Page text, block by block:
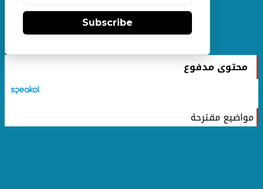
Subscribe
محتوى مدفوع
مواضيع مقترحة